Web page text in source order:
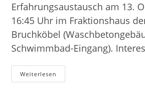
Erfahrungsaustausch am 13.
16:45 Uhr im Fraktionshaus
Bruchköbel
Schwimmbad-Eingang).
Weiterlesen
Der